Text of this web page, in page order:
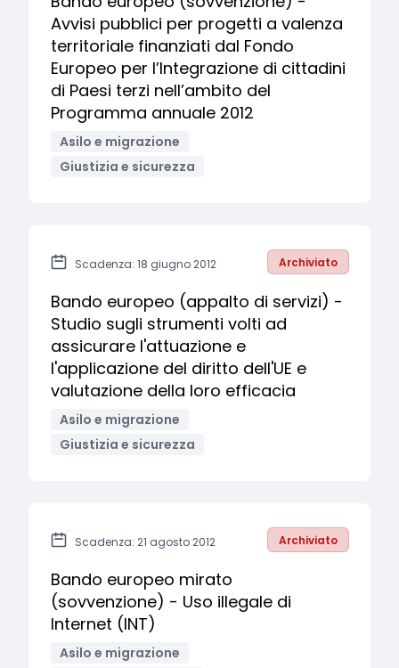
Avvisi pubblici per progetti a valenza
territoriale finanziati dal Fondo
Europeo per l’Integrazione di cittadini
di Paesi terzi nell’ambito del
Programma annuale 2012
Asilo e migrazione
Giustizia e sicurezza
Scadenza: 18 giugno 2012 Archiviato
Bando europeo (appalto di servizi) -
Studio sugli strumenti volti ad
assicurare l'attuazione e
l'applicazione del diritto dell'UE e
valutazione della loro efficacia
Asilo e migrazione
Giustizia e sicurezza
Scadenza: 21 agosto 2012 Archiviato
Bando europeo mirato
(sovvenzione) - Uso illegale di
Internet (INT)
Asilo e migrazione